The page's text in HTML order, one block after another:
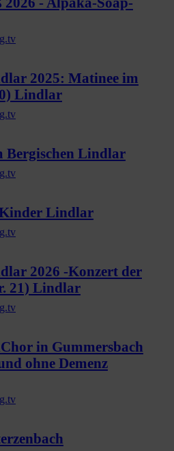
2025: Matinee im
Lindlar
Bergischen Lindlar
Kinder Lindlar
2026 -Konzert der
21) Lindlar
in Gummersbach
ohne Demenz